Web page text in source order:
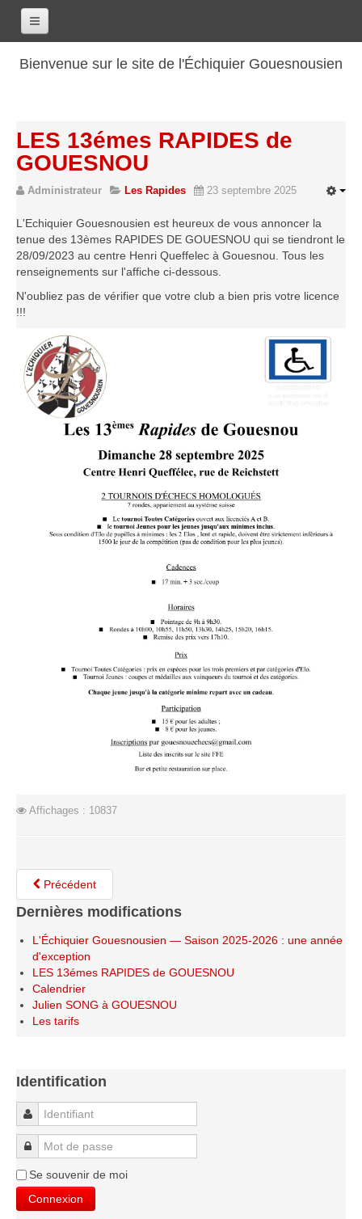
Bienvenue sur le site de l'Échiquier Gouesnousien
Les renseignements
Les coordonnées
Les horaires
Les tarifs
Les licenciés
Les bilans sportifs
Les archives
Saison 2016-2017
Saison 2015-2016
Saison 2014-2015
Saison 2013-2014
Saison 2012-2013
Saison 2011-2012
Saison 2010-2011
Saison 2009-2010
Le Challenge 2013-2014
Le Challenge 2011-2012
Les compétitions
Les équipes Adultes
Les équipes Jeunes
Les championnats individuels
Les tournois
Les scolaires
Les infos
Les annonces de tournois
LES 13émes RAPIDES de
GOUESNOU
Administrateur Les Rapides 23 septembre 2025
L'Echiquier Gouesnousien est heureux de vous annoncer la
tenue des 13èmes RAPIDES DE GOUESNOU qui se tiendront le
28/09/2023 au centre Henri Queffelec à Gouesnou. Tous les
renseignements sur l'affiche ci-dessous.
N'oubliez pas de vérifier que votre club a bien pris votre licence
!!!
Affichages : 10837
Précédent
Dernières modifications
L'Échiquier Gouesnousien — Saison 2025-2026 : une année
d'exception
LES 13émes RAPIDES de GOUESNOU
Calendrier
Julien SONG à GOUESNOU
Les tarifs
Identification
Identifiant
Mot de passe
Se souvenir de moi
Connexion